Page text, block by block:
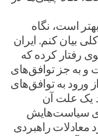
است، نگاه
بیان کنم. ایران
رفتار کرده که
و به جز توافق‌های
ورود به توافق‌های
یک علت آن
سیاست‌هایش
معادلات راهبردی